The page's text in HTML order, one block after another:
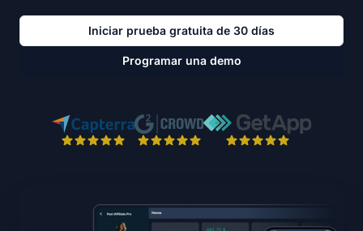
Iniciar prueba gratuita de 30 días
Programar una demo